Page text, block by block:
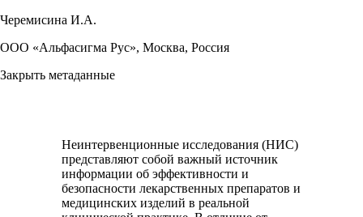
Черемисина И.А.
ООО «Альфасигма Рус», Москва, Россия
Закрыть метаданные
Неинтервенционные исследования (НИС)
представляют собой важный источник
информации об эффективности и
безопасности лекарственных препаратов и
медицинских изделий в реальной